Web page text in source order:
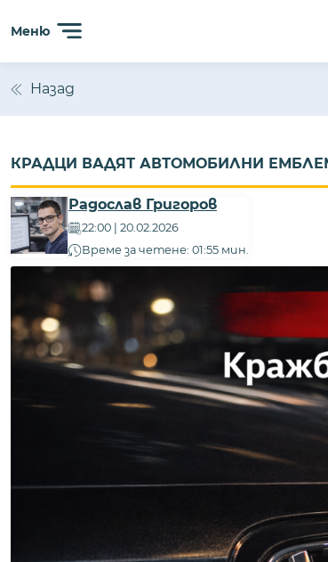
Меню
Назад
КРАДЦИ ВАДЯТ АВТОМОБИЛНИ
Радослав Григоров
22:00 | 20.02.2026
Време за четене: 01:55 мин.